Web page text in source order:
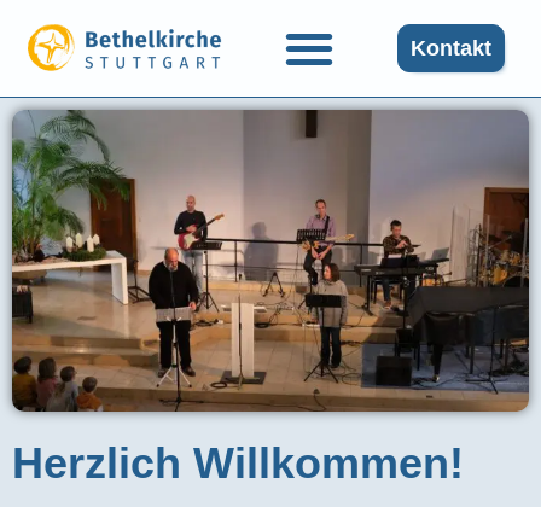
Kontakt
Herzlich Willkommen!